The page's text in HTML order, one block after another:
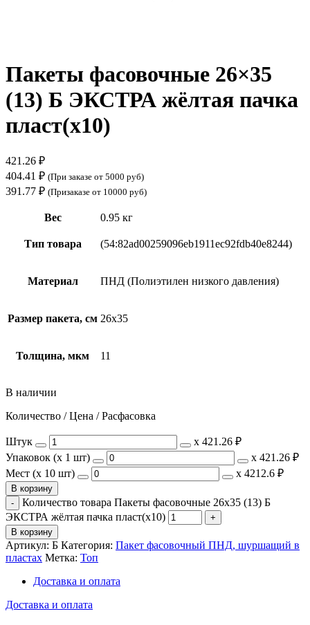
Пакеты фасовочные 26×35
(13) Б ЭКСТРА жёлтая пачка
пласт(х10)
421.26 ₽
404.41 ₽ (При заказе от 5000 руб)
391.77 ₽ (Призаказе от 10000 руб)
Вес 0.95 кг
Тип товара (54:82ad00259096eb1911ec92fdb40e8244)
Материал ПНД (Полиэтилен низкого давления)
Размер пакета, см 26х35
Толщина, мкм 11
В наличии
Количество / Цена / Расфасовка
Штук х 421.26 ₽
Упаковок (x 1 шт)
х 421.26 ₽
Мест (x 10 шт)
х 4212.6 ₽
В корзину
Количество товара Пакеты фасовочные 26x35 (13) Б
ЭКСТРА жёлтая пачка пласт(х10)
В корзину
Артикул: Б Категория: Пакет фасовочный ПНД, шуршащий в
пластах Метка: Топ
Доставка и оплата
Доставка и оплата